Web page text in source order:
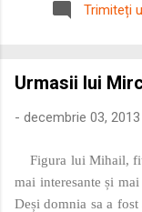
era susținută de o
roman – în special a
precizie
Trimiteți
Urmasii lui
- decembrie 03, 2013
Figura lui Mihail,
mai interesante și
Deși domnia sa a